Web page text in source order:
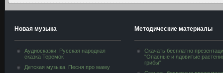
Новая музыка
Аудиосказки. Русская народная
сказка Теремок
Детская музыка. Песня про маму
Методические материалы
Скачать бесплатно
"Опасные и ядовитые
грибы"